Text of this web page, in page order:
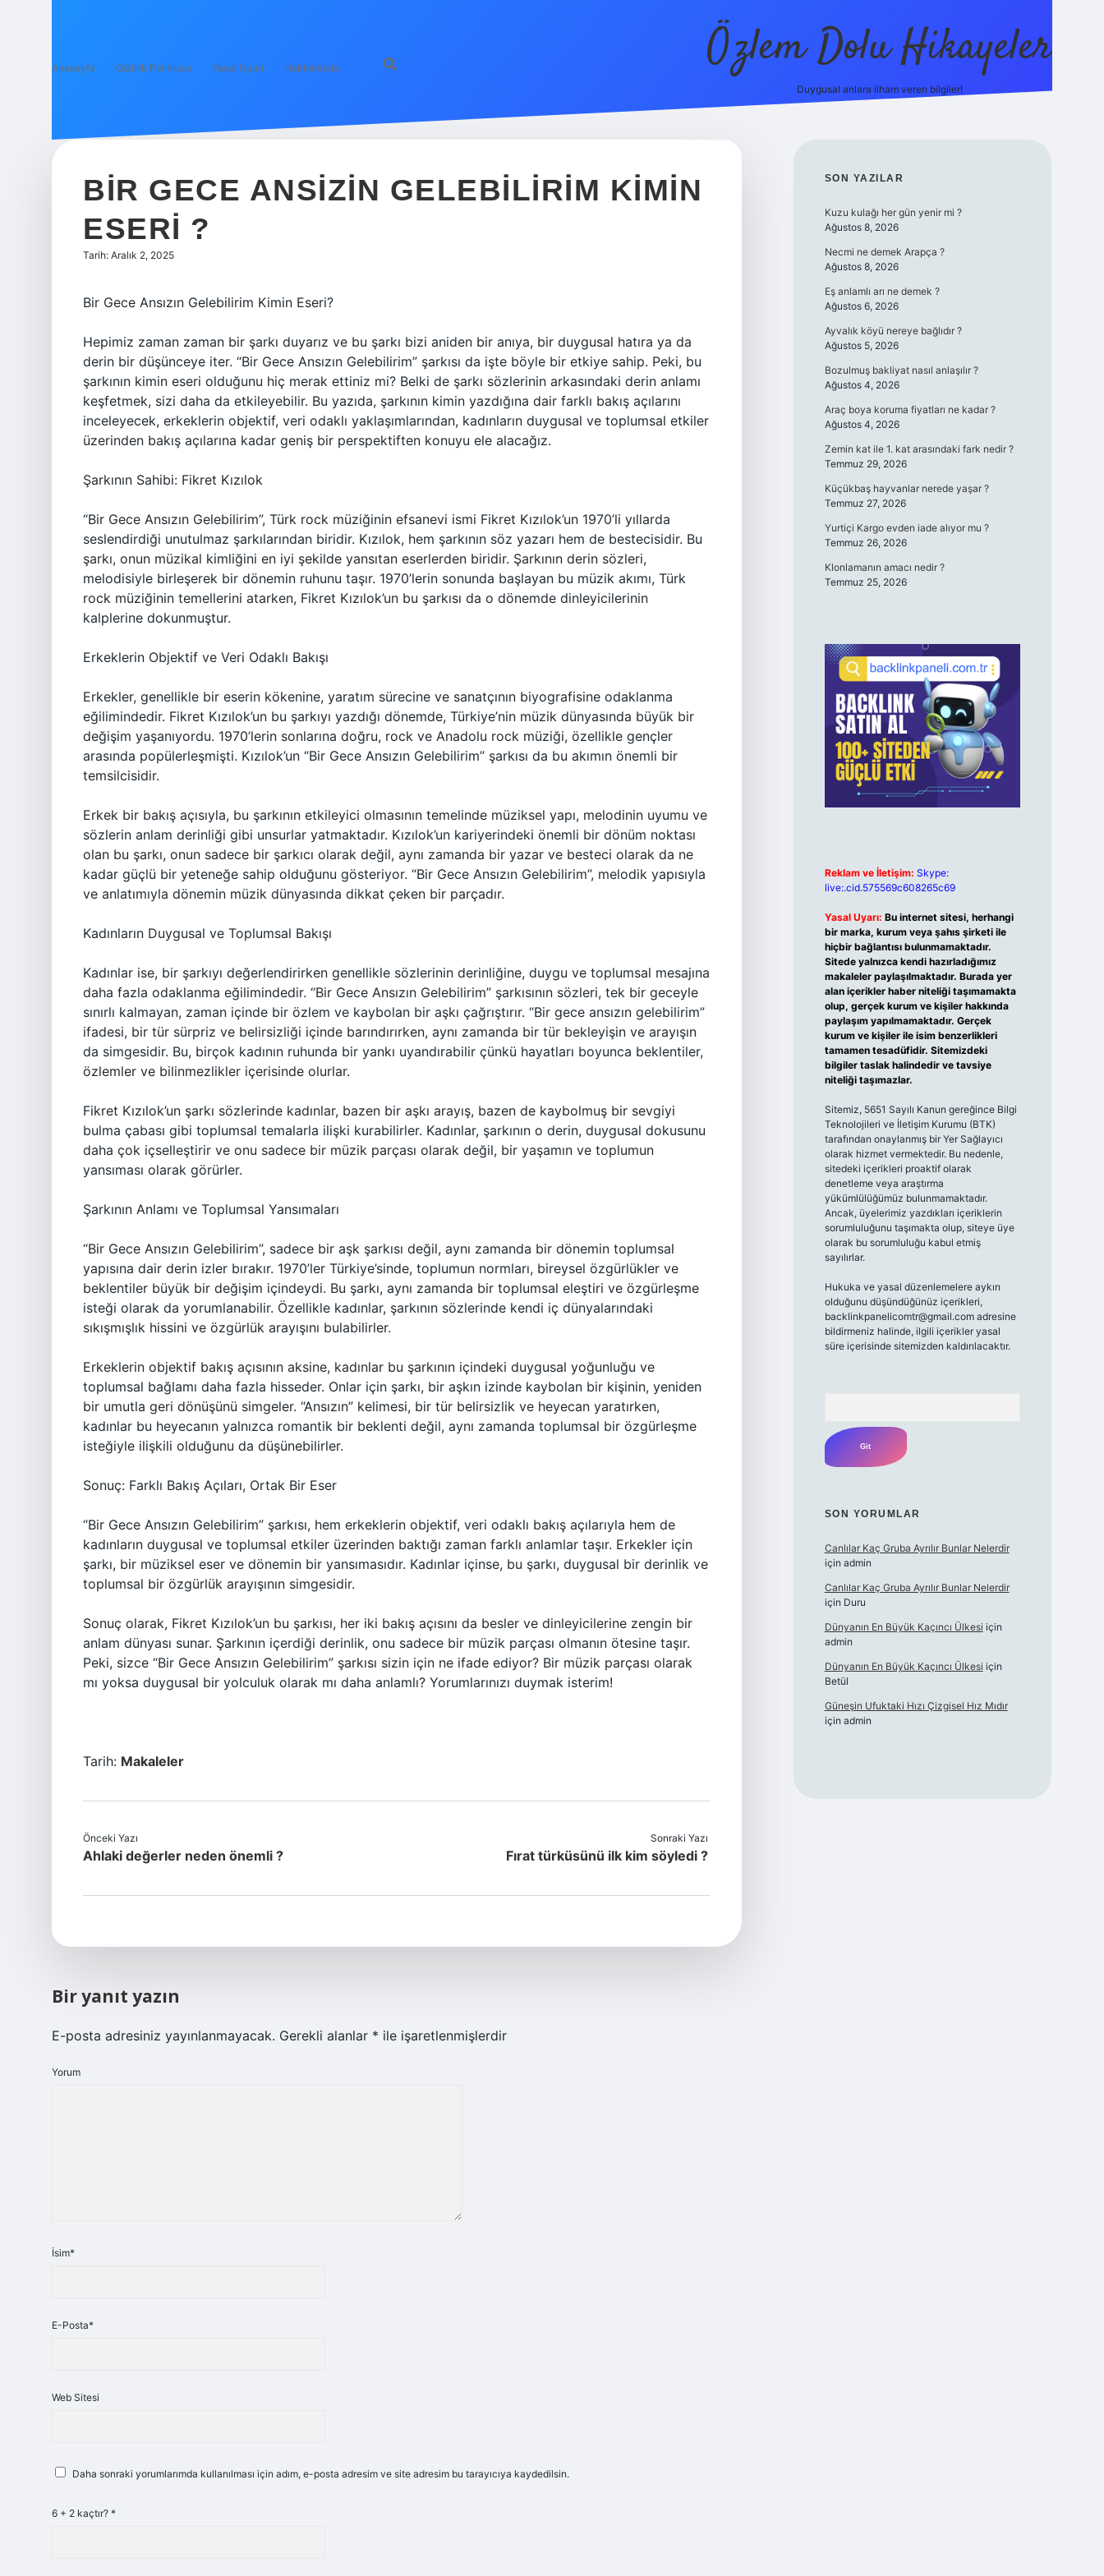
Anasayfa Gizlilik Politikası Yasal Uyarı Hakkımızda Özlem Dolu Hikayeler
Duygusal anlara ilham veren bilgiler!
BIR GECE ANSIZIN GELEBILIRIM KIMIN
ESERI ?
Tarih: Aralık 2, 2025
Bir Gece Ansızın Gelebilirim Kimin Eseri?
Hepimiz zaman zaman bir şarkı duyarız ve bu şarkı bizi aniden bir anıya, bir duygusal hatıra ya da
derin bir düşünceye iter. “Bir Gece Ansızın Gelebilirim” şarkısı da işte böyle bir etkiye sahip. Peki, bu
şarkının kimin eseri olduğunu hiç merak ettiniz mi? Belki de şarkı sözlerinin arkasındaki derin anlamı
keşfetmek, sizi daha da etkileyebilir. Bu yazıda, şarkının kimin yazdığına dair farklı bakış açılarını
inceleyecek, erkeklerin objektif, veri odaklı yaklaşımlarından, kadınların duygusal ve toplumsal etkiler
üzerinden bakış açılarına kadar geniş bir perspektiften konuyu ele alacağız.
Şarkının Sahibi: Fikret Kızılok
“Bir Gece Ansızın Gelebilirim”, Türk rock müziğinin efsanevi ismi Fikret Kızılok’un 1970’li yıllarda
seslendirdiği unutulmaz şarkılarından biridir. Kızılok, hem şarkının söz yazarı hem de bestecisidir. Bu
şarkı, onun müzikal kimliğini en iyi şekilde yansıtan eserlerden biridir. Şarkının derin sözleri,
melodisiyle birleşerek bir dönemin ruhunu taşır. 1970’lerin sonunda başlayan bu müzik akımı, Türk
rock müziğinin temellerini atarken, Fikret Kızılok’un bu şarkısı da o dönemde dinleyicilerinin
kalplerine dokunmuştur.
Erkeklerin Objektif ve Veri Odaklı Bakışı
Erkekler, genellikle bir eserin kökenine, yaratım sürecine ve sanatçının biyografisine odaklanma
eğilimindedir. Fikret Kızılok’un bu şarkıyı yazdığı dönemde, Türkiye’nin müzik dünyasında büyük bir
değişim yaşanıyordu. 1970’lerin sonlarına doğru, rock ve Anadolu rock müziği, özellikle gençler
arasında popülerleşmişti. Kızılok’un “Bir Gece Ansızın Gelebilirim” şarkısı da bu akımın önemli bir
temsilcisidir.
Erkek bir bakış açısıyla, bu şarkının etkileyici olmasının temelinde müziksel yapı, melodinin uyumu ve
sözlerin anlam derinliği gibi unsurlar yatmaktadır. Kızılok’un kariyerindeki önemli bir dönüm noktası
olan bu şarkı, onun sadece bir şarkıcı olarak değil, aynı zamanda bir yazar ve besteci olarak da ne
kadar güçlü bir yeteneğe sahip olduğunu gösteriyor. “Bir Gece Ansızın Gelebilirim”, melodik yapısıyla
ve anlatımıyla dönemin müzik dünyasında dikkat çeken bir parçadır.
Kadınların Duygusal ve Toplumsal Bakışı
Kadınlar ise, bir şarkıyı değerlendirirken genellikle sözlerinin derinliğine, duygu ve toplumsal mesajına
daha fazla odaklanma eğilimindedir. “Bir Gece Ansızın Gelebilirim” şarkısının sözleri, tek bir geceyle
sınırlı kalmayan, zaman içinde bir özlem ve kaybolan bir aşkı çağrıştırır. “Bir gece ansızın gelebilirim”
ifadesi, bir tür sürpriz ve belirsizliği içinde barındırırken, aynı zamanda bir tür bekleyişin ve arayışın
da simgesidir. Bu, birçok kadının ruhunda bir yankı uyandırabilir çünkü hayatları boyunca beklentiler,
özlemler ve bilinmezlikler içerisinde olurlar.
Fikret Kızılok’un şarkı sözlerinde kadınlar, bazen bir aşkı arayış, bazen de kaybolmuş bir sevgiyi
bulma çabası gibi toplumsal temalarla ilişki kurabilirler. Kadınlar, şarkının o derin, duygusal dokusunu
daha çok içselleştirir ve onu sadece bir müzik parçası olarak değil, bir yaşamın ve toplumun
yansıması olarak görürler.
Şarkının Anlamı ve Toplumsal Yansımaları
“Bir Gece Ansızın Gelebilirim”, sadece bir aşk şarkısı değil, aynı zamanda bir dönemin toplumsal
yapısına dair derin izler bırakır. 1970’ler Türkiye’sinde, toplumun normları, bireysel özgürlükler ve
beklentiler büyük bir değişim içindeydi. Bu şarkı, aynı zamanda bir toplumsal eleştiri ve özgürleşme
isteği olarak da yorumlanabilir. Özellikle kadınlar, şarkının sözlerinde kendi iç dünyalarındaki
sıkışmışlık hissini ve özgürlük arayışını bulabilirler.
Erkeklerin objektif bakış açısının aksine, kadınlar bu şarkının içindeki duygusal yoğunluğu ve
toplumsal bağlamı daha fazla hisseder. Onlar için şarkı, bir aşkın izinde kaybolan bir kişinin, yeniden
bir umutla geri dönüşünü simgeler. “Ansızın” kelimesi, bir tür belirsizlik ve heyecan yaratırken,
kadınlar bu heyecanın yalnızca romantik bir beklenti değil, aynı zamanda toplumsal bir özgürleşme
isteğiyle ilişkili olduğunu da düşünebilirler.
Sonuç: Farklı Bakış Açıları, Ortak Bir Eser
“Bir Gece Ansızın Gelebilirim” şarkısı, hem erkeklerin objektif, veri odaklı bakış açılarıyla hem de
kadınların duygusal ve toplumsal etkiler üzerinden baktığı zaman farklı anlamlar taşır. Erkekler için
şarkı, bir müziksel eser ve dönemin bir yansımasıdır. Kadınlar içinse, bu şarkı, duygusal bir derinlik ve
toplumsal bir özgürlük arayışının simgesidir.
Sonuç olarak, Fikret Kızılok’un bu şarkısı, her iki bakış açısını da besler ve dinleyicilerine zengin bir
anlam dünyası sunar. Şarkının içerdiği derinlik, onu sadece bir müzik parçası olmanın ötesine taşır.
Peki, sizce “Bir Gece Ansızın Gelebilirim” şarkısı sizin için ne ifade ediyor? Bir müzik parçası olarak
mı yoksa duygusal bir yolculuk olarak mı daha anlamlı? Yorumlarınızı duymak isterim!
Tarih: Makaleler
Önceki Yazı
Ahlaki değerler neden önemli ?
Sonraki Yazı
Fırat türküsünü ilk kim söyledi ?
Bir yanıt yazın
E-posta adresiniz yayınlanmayacak. Gerekli alanlar * ile işaretlenmişlerdir
Yorum
İsim*
E-Posta*
Web Sitesi
Daha sonraki yorumlarımda kullanılması için adım, e-posta adresim ve site adresim bu tarayıcıya kaydedilsin.
6 + 2 kaçtır? *
SIDEBAR
SON YAZILAR
Kuzu kulağı her gün yenir mi ?
Ağustos 8, 2026
Necmi ne demek Arapça ?
Ağustos 8, 2026
Eş anlamlı arı ne demek ?
Ağustos 6, 2026
Ayvalık köyü nereye bağlıdır ?
Ağustos 5, 2026
Bozulmuş bakliyat nasıl anlaşılır ?
Ağustos 4, 2026
Araç boya koruma fiyatları ne kadar ?
Ağustos 4, 2026
Zemin kat ile 1. kat arasındaki fark nedir ?
Temmuz 29, 2026
Küçükbaş hayvanlar nerede yaşar ?
Temmuz 27, 2026
Yurtiçi Kargo evden iade alıyor mu ?
Temmuz 26, 2026
Klonlamanın amacı nedir ?
Temmuz 25, 2026
Reklam ve İletişim: Skype:
live:.cid.575569c608265c69
Yasal Uyarı: Bu internet sitesi, herhangi
bir marka, kurum veya şahıs şirketi ile
hiçbir bağlantısı bulunmamaktadır.
Sitede yalnızca kendi hazırladığımız
makaleler paylaşılmaktadır. Burada yer
alan içerikler haber niteliği taşımamakta
olup, gerçek kurum ve kişiler hakkında
paylaşım yapılmamaktadır. Gerçek
kurum ve kişiler ile isim benzerlikleri
tamamen tesadüfidir. Sitemizdeki
bilgiler taslak halindedir ve tavsiye
niteliği taşımazlar.
Sitemiz, 5651 Sayılı Kanun gereğince Bilgi
Teknolojileri ve İletişim Kurumu (BTK)
tarafından onaylanmış bir Yer Sağlayıcı
olarak hizmet vermektedir. Bu nedenle,
sitedeki içerikleri proaktif olarak
denetleme veya araştırma
yükümlülüğümüz bulunmamaktadır.
Ancak, üyelerimiz yazdıkları içeriklerin
sorumluluğunu taşımakta olup, siteye üye
olarak bu sorumluluğu kabul etmiş
sayılırlar.
Hukuka ve yasal düzenlemelere aykırı
olduğunu düşündüğünüz içerikleri,
backlinkpanelicomtr@gmail.comadresine
bildirmeniz halinde, ilgili içerikler yasal
süre içerisinde sitemizden kaldırılacaktır.
SON YORUMLAR
Canlılar Kaç Gruba Ayrılır Bunlar Nelerdir
için admin
Canlılar Kaç Gruba Ayrılır Bunlar Nelerdir
için Duru
Dünyanın En Büyük Kaçıncı Ülkesi için
admin
Dünyanın En Büyük Kaçıncı Ülkesi için
Betül
Güneşin Ufuktaki Hızı Çizgisel Hız Mıdır
için admin